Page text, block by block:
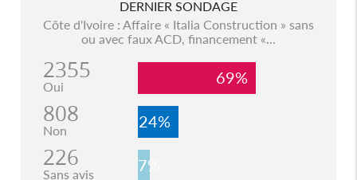
DERNIER SONDAGE
Côte d'Ivoire : Affaire « Italia Construction » sans
ou avec faux ACD, financement «...
2355
Oui 69%
808
Non 24%
226
Sans avis 7%